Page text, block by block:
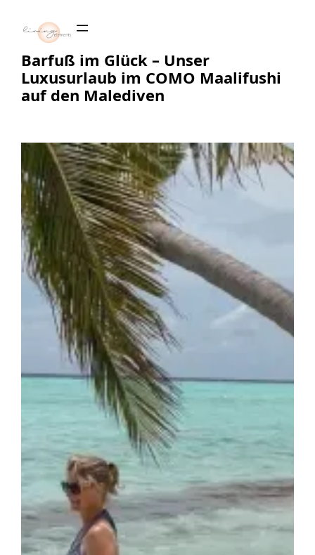
Inhalt
springen
Barfuß im Glück – Unser
Luxusurlaub im COMO Maalifushi
auf den Malediven